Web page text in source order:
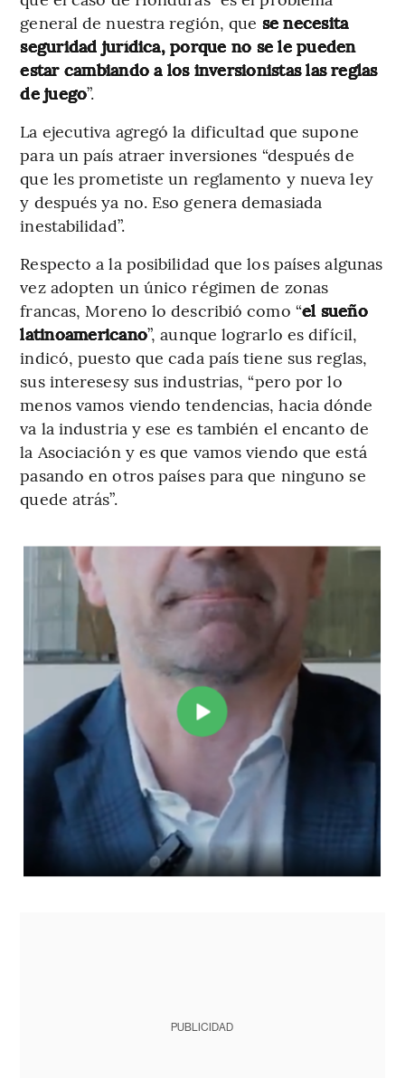
general de nuestra región, que se necesita
seguridad jurídica, porque no se le pueden
estar cambiando a los inversionistas las reglas
de juego”.
La ejecutiva agregó la dificultad que supone
para un país atraer inversiones “después de
que les prometiste un reglamento y nueva ley
y después ya no. Eso genera demasiada
inestabilidad”.
Respecto a la posibilidad que los países algunas
vez adopten un único régimen de zonas
francas, Moreno lo describió como “el sueño
latinoamericano”, aunque lograrlo es difícil,
indicó, puesto que cada país tiene sus reglas,
sus interesesy sus industrias, “pero por lo
menos vamos viendo tendencias, hacia dónde
va la industria y ese es también el encanto de
la Asociación y es que vamos viendo que está
pasando en otros países para que ninguno se
quede atrás”.
PUBLICIDAD